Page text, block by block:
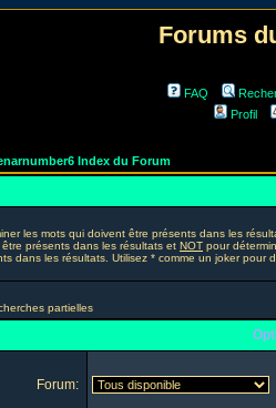
Forums
FAQ
Profil
Index du Forum
les mots qui doivent être présents dans les
présents dans les résultats et NOT pour
dans les résultats. Utilisez * comme un joker pour
partielles
Forum: